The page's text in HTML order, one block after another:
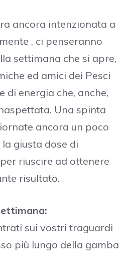
ancora intenzionata a
, ci penseranno
settimana che si apre,
ed amici dei Pesci
di energia che, anche,
Una spinta
ancora un poco
giusta dose di
riuscire ad ottenere
risultato.
sui vostri traguardi
più lungo della gamba